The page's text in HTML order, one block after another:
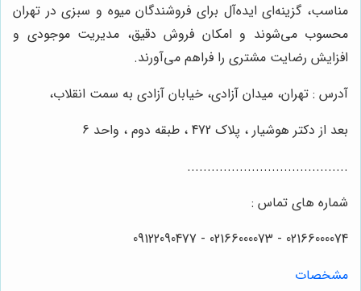
مناسب، گزینه‌ای ایده‌آل برای فروشندگان میوه و سبزی در تهران
محسوب می‌شوند و امکان فروش دقیق، مدیریت موجودی و
افزایش رضایت مشتری را فراهم می‌آورند.
آدرس : تهران، میدان آزادی، خیابان آزادی به سمت انقلاب،
بعد از دکتر هوشیار ، پلاک 472 ، طبقه دوم ، واحد 6
........................................
شماره های تماس :
02166000074 - 02166000073 - 09122090477
مشخصات